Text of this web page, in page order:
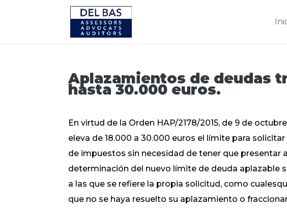
Aplazamientos de deudas
hasta 30.000 euros.
En virtud de la Orden HAP/2178/2015, de 9 de
eleva de 18.000 a 30.000 euros el límite para
de impuestos sin necesidad de tener que presentar
determinación del nuevo límite de deuda aplazable
a las que se refiere la propia solicitud, como
que no se haya resuelto su aplazamiento o